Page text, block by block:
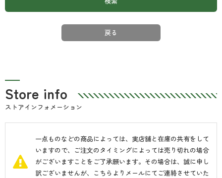
戻る
Store info
ストアインフォメーション
一点ものなどの商品によっては、実店舗と在庫の共有をして
いますので、ご注文のタイミングによっては売り切れの場合
がございますことをご了承願います。その場合は、誠に申し
訳ございませんが、こちらよりメールにてご連絡させていた